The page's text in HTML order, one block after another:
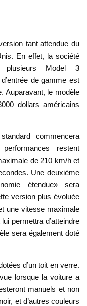
tant attendue du
En effet, la société
plusieurs Model 3
de gamme est
Auparavant, le modèle
dollars américains
commencera
restent
de 210 km/h et
Une deuxième
étendue» sera
version plus évoluée
une vitesse maximale
permettra d’atteindre
sera également doté
d’un toit en verre.
lorsque la voiture a
manuels et non
et d’autres couleurs